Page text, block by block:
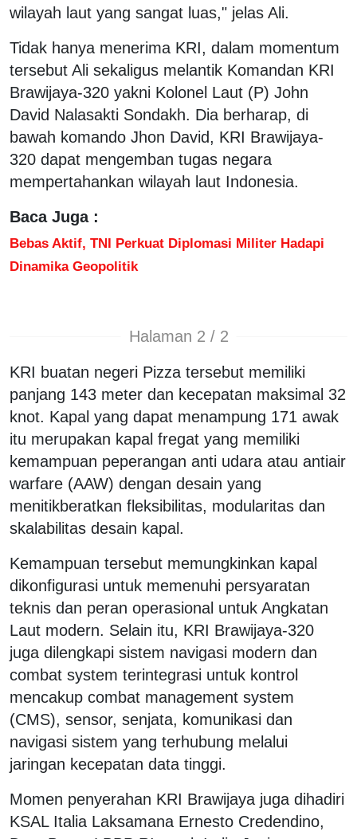
wilayah laut yang sangat luas," jelas Ali.
Tidak hanya menerima KRI, dalam momentum
tersebut Ali sekaligus melantik Komandan KRI
Brawijaya-320 yakni Kolonel Laut (P) John
David Nalasakti Sondakh. Dia berharap, di
bawah komando Jhon David, KRI Brawijaya-
320 dapat mengemban tugas negara
mempertahankan wilayah laut Indonesia.
Baca Juga :
Bebas Aktif, TNI Perkuat Diplomasi Militer Hadapi
Dinamika Geopolitik
Halaman 2 / 2
KRI buatan negeri Pizza tersebut memiliki
panjang 143 meter dan kecepatan maksimal 32
knot. Kapal yang dapat menampung 171 awak
itu merupakan kapal fregat yang memiliki
kemampuan peperangan anti udara atau antiair
warfare (AAW) dengan desain yang
menitikberatkan fleksibilitas, modularitas dan
skalabilitas desain kapal.
Kemampuan tersebut memungkinkan kapal
dikonfigurasi untuk memenuhi persyaratan
teknis dan peran operasional untuk Angkatan
Laut modern. Selain itu, KRI Brawijaya-320
juga dilengkapi sistem navigasi modern dan
combat system terintegrasi untuk kontrol
mencakup combat management system
(CMS), sensor, senjata, komunikasi dan
navigasi sistem yang terhubung melalui
jaringan kecepatan data tinggi.
Momen penyerahan KRI Brawijaya juga dihadiri
KSAL Italia Laksamana Ernesto Credendino,